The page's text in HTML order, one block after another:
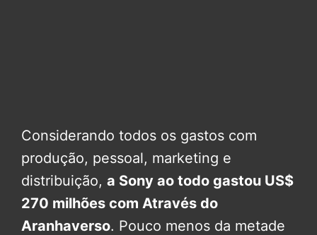
Considerando todos os gastos com
produção, pessoal, marketing e
distribuição, a Sony ao todo gastou US$
270 milhões com Através do
Aranhaverso. Pouco menos da metade